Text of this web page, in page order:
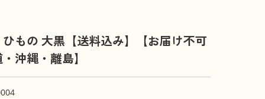
ひもの 大黒【送料込み】【お届け不可
沖縄・離島】